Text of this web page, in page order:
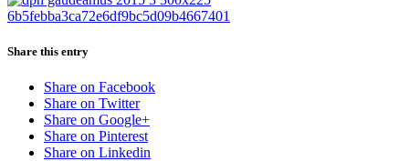
Share this entry
Share on Facebook
Share on Twitter
Share on Google+
Share on Pinterest
Share on Linkedin